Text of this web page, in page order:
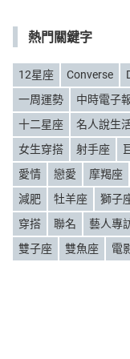
熱門關鍵字
12星座 Converse
一周運勢
中時電子
十二星座
名人說生
女生穿搭
射手座
愛情
戀愛 摩羯座
減肥
牡羊座 獅子
穿搭
聯名 藝人專
雙子座
雙魚座 電